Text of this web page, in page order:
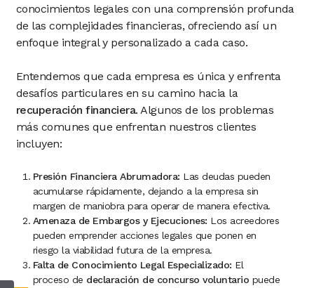
conocimientos legales con una comprensión profunda
de las complejidades financieras, ofreciendo así un
enfoque integral y personalizado a cada caso.
Entendemos que cada empresa es única y enfrenta
desafíos particulares en su camino hacia la
recuperación financiera. Algunos de los problemas
más comunes que enfrentan nuestros clientes
incluyen:
Presión Financiera Abrumadora: Las deudas pueden
acumularse rápidamente, dejando a la empresa sin
margen de maniobra para operar de manera efectiva.
Amenaza de Embargos y Ejecuciones: Los acreedores
pueden emprender acciones legales que ponen en
riesgo la viabilidad futura de la empresa.
Falta de Conocimiento Legal Especializado: El
proceso de declaración de concurso voluntario puede